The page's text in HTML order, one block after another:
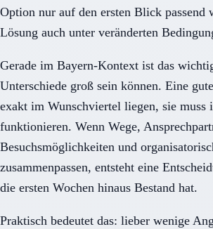
Option nur auf den ersten Blick passend
Lösung auch unter veränderten
Gerade im Bayern-Kontext ist das
Unterschiede groß sein können. Eine
exakt im Wunschviertel liegen, sie muss
funktionieren. Wenn Wege,
Besuchsmöglichkeiten und
zusammenpassen, entsteht eine
die ersten Wochen hinaus Bestand hat.
Praktisch bedeutet das: lieber wenige